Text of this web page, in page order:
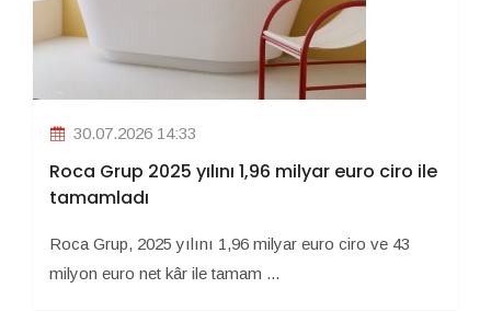
30.07.2026 14:33
Roca Grup 2025 yılını 1,96 milyar euro ciro ile
tamamladı
Roca Grup, 2025 yılını 1,96 milyar euro ciro ve 43
milyon euro net kâr ile tamam ...